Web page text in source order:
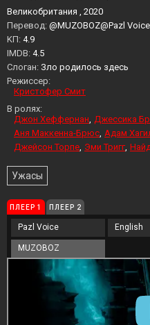
Великобритания , 2020
Перевод: @MUZOBOZ@Pazl
KП: 4.9
IMDB: 4.5
Слоган: Зло родилось здесь
Режиссер:
Кристофер Смит
В ролях:
Джон Хеффернан Джессика
Аня Маккенна-Брюс Адам
Джейсон Торпе Эми Тригг
Ужасы
ПЛЕЕР 1 ПЛЕЕР 2
Pazl Voice English
MUZOBOZ